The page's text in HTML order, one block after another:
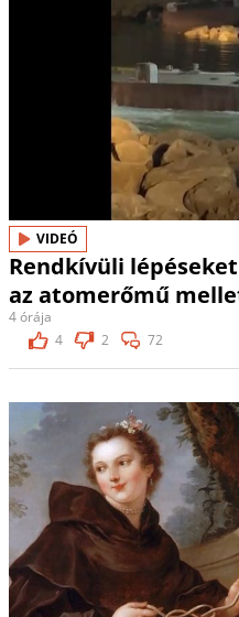
VIDEÓ
Rendkívüli
az atomerőmű
4 órája
4
2 72